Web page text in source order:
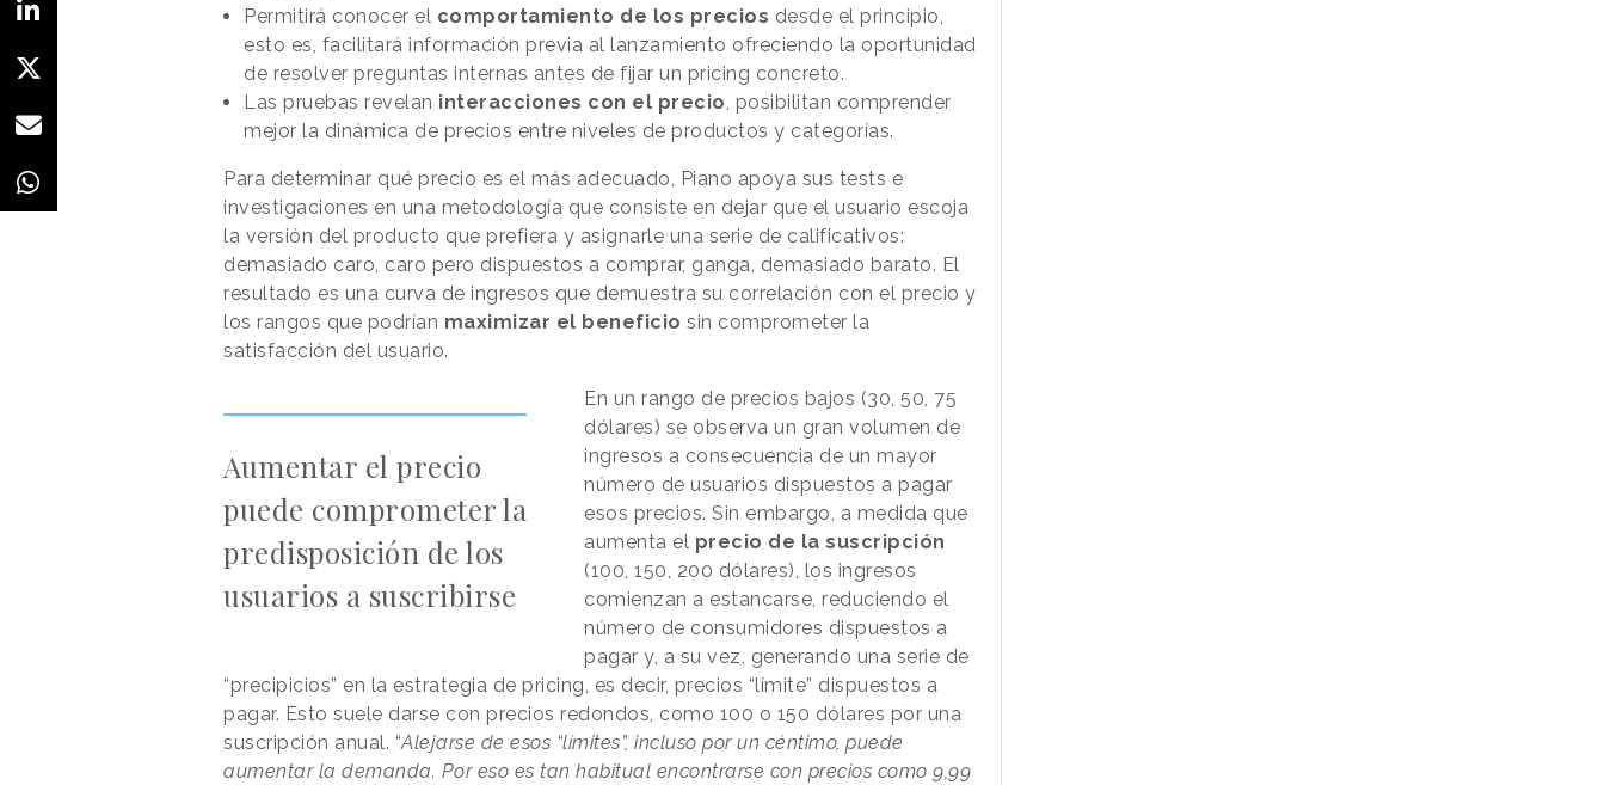
Permitirá conocer el comportamiento de los precios desde el principio,
esto es, facilitará información previa al lanzamiento ofreciendo la oportunidad
de resolver preguntas internas antes de fijar un pricing concreto.
Las pruebas revelan interacciones con el precio , posibilitan comprender
mejor la dinámica de precios entre niveles de productos y categorías.
Para determinar qué precio es el más adecuado, Piano apoya sus tests e
investigaciones en una metodología que consiste en dejar que el usuario escoja
la versión del producto que prefiera y asignarle una serie de calificativos:
demasiado caro, caro pero dispuestos a comprar, ganga, demasiado barato. El
resultado es una curva de ingresos que demuestra su correlación con el precio y
los rangos que podrían maximizar el beneficio sin comprometer la
satisfacción del usuario.
Aumentar el precio
puede comprometer la
predisposición de los
usuarios a suscribirse
En un rango de precios bajos (30, 50, 75
dólares) se observa un gran volumen de
ingresos a consecuencia de un mayor
número de usuarios dispuestos a pagar
esos precios. Sin embargo, a medida que
aumenta el precio de la suscripción
(100, 150, 200 dólares), los ingresos
comienzan a estancarse, reduciendo el
número de consumidores dispuestos a
pagar y, a su vez, generando una serie de
“precipicios” en la estrategia de pricing, es decir, precios “límite” dispuestos a
pagar. Esto suele darse con precios redondos, como 100 o 150 dólares por una
suscripción anual. “Alejarse de esos “límites”, incluso por un céntimo, puede
aumentar la demanda. Por eso es tan habitual encontrarse con precios como 9,99